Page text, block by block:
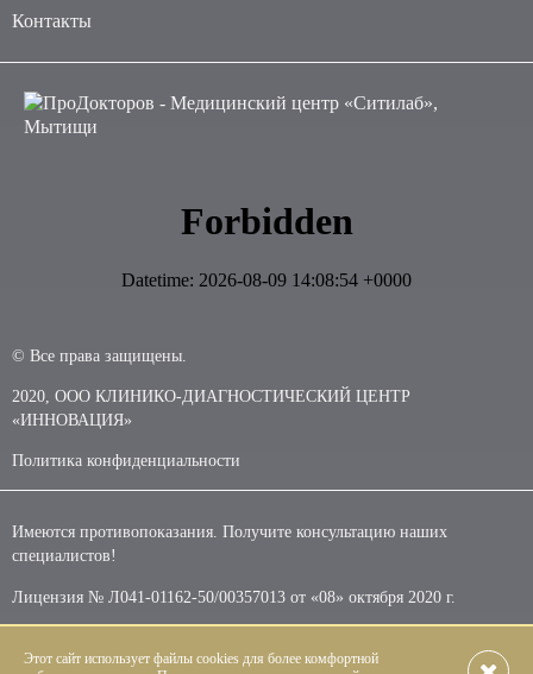
Контакты
© Все права защищены.
2020, ООО КЛИНИКО-ДИАГНОСТИЧЕСКИЙ ЦЕНТР
«ИННОВАЦИЯ»
Политика конфиденциальности
Имеются противопоказания. Получите консультацию наших
специалистов!
Лицензия № Л041-01162-50/00357013 от «08» октября 2020 г.
Этот сайт использует файлы cookies для более комфортной